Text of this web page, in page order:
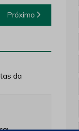
Próximo